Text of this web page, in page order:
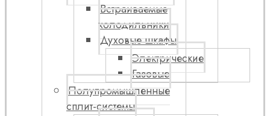
Встраиваемые
холодильники
Духовые шкафы
Электрические
Газовые
Полупромышленные
сплит-системы